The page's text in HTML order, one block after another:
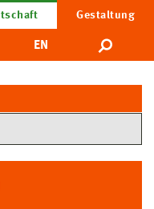
Gestaltung
EN